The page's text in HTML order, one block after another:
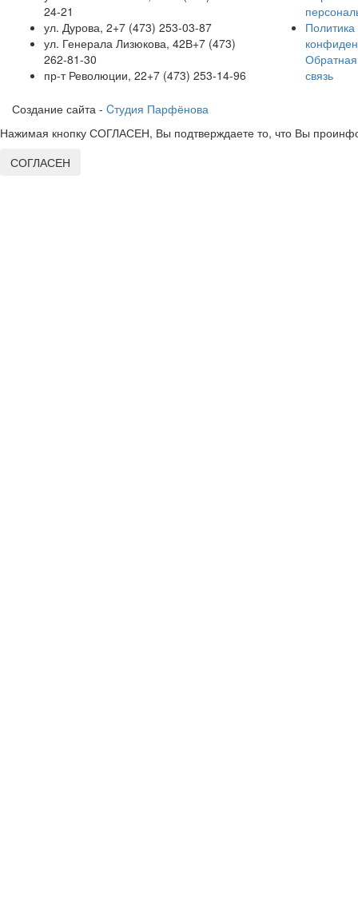
24-21
ул. Дурова, 2+7 (473) 253-03-87
ул. Генерала Лизюкова, 42В+7 (473)
262-81-30
пр-т Революции, 22+7 (473) 253-14-96
Политика
Обратная
связь
Создание сайта - Cтудия Парфёнова
Нажимая кнопку СОГЛАСЕН, Вы подтверждаете то, что Вы
СОГЛАСЕН